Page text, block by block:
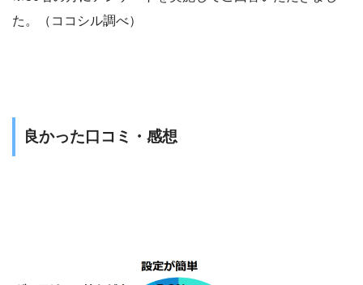
た。（ココシル調べ）
良かった口コミ・感想